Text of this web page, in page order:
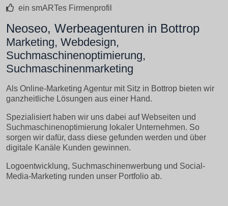
ein smARTes Firmenprofil
Neoseo, Werbeagenturen in Bottrop
Marketing, Webdesign,
Suchmaschinenoptimierung,
Suchmaschinenmarketing
Als Online-Marketing Agentur mit Sitz in Bottrop bieten wir
ganzheitliche Lösungen aus einer Hand.
Spezialisiert haben wir uns dabei auf Webseiten und
Suchmaschinenoptimierung lokaler Unternehmen. So
sorgen wir dafür, dass diese gefunden werden und über
digitale Kanäle Kunden gewinnen.
Logoentwicklung, Suchmaschinenwerbung und Social-
Media-Marketing runden unser Portfolio ab.